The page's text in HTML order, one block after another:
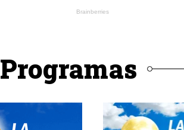
Programas